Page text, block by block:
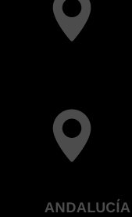
ANDALUCÍA